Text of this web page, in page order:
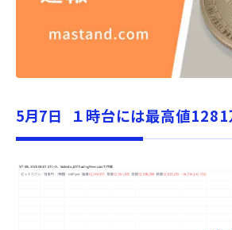
5月7日 １時台には最高値1281